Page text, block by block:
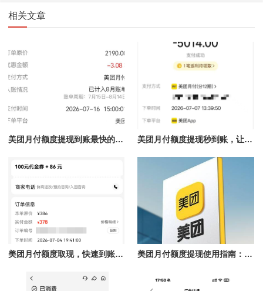
相关文章
美团月付额度提现到账最快的方法揭秘，团购核销提现秒到账 美团月付额度提现秒到账，让你轻松解决资金难题
美团月付额度取现，快速到账的秘笈！ 美团月付额度提现使用指南：理性认识到账时间与合规操作